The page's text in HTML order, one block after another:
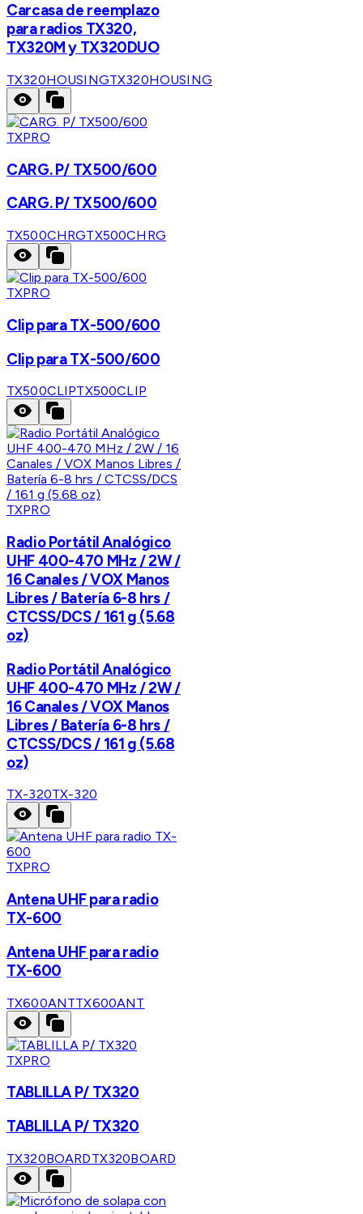
Carcasa de reemplazo
para radios TX320,
TX320M y TX320DUO
TX320HOUSINGTX320HOUSING
TXPRO
CARG. P/ TX500/600
CARG. P/ TX500/600
TX500CHRGTX500CHRG
TXPRO
Clip para TX-500/600
Clip para TX-500/600
TX500CLIPTX500CLIP
TXPRO
Radio Portátil Analógico
UHF 400-470 MHz / 2W /
16 Canales / VOX Manos
Libres / Batería 6-8 hrs /
CTCSS/DCS / 161 g (5.68
oz)
Radio Portátil Analógico
UHF 400-470 MHz / 2W /
16 Canales / VOX Manos
Libres / Batería 6-8 hrs /
CTCSS/DCS / 161 g (5.68
oz)
TX-320TX-320
TXPRO
Antena UHF para radio
TX-600
Antena UHF para radio
TX-600
TX600ANTTX600ANT
TXPRO
TABLILLA P/ TX320
TABLILLA P/ TX320
TX320BOARDTX320BOARD